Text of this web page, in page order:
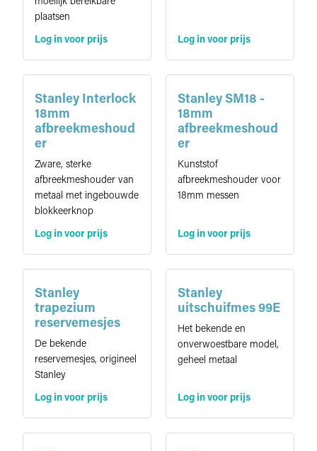
plaatsen
Log in voor prijs Log in voor prijs
Stanley Interlock
18mm
afbreekmeshoud
er
Zware, sterke
afbreekmeshouder van
metaal met ingebouwde
blokkeerknop
Log in voor prijs
Stanley SM18 -
18mm
afbreekmeshoud
er
Kunststof
afbreekmeshouder voor
18mm messen
Log in voor prijs
Stanley
trapezium
reservemesjes
De bekende
reservemesjes, origineel
Stanley
Log in voor prijs
Stanley
uitschuifmes 99E
Het bekende en
onverwoestbare model,
geheel metaal
Log in voor prijs